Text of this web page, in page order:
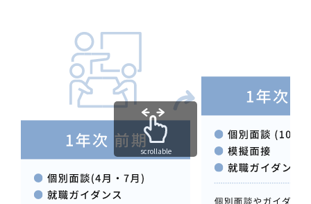
scrollable